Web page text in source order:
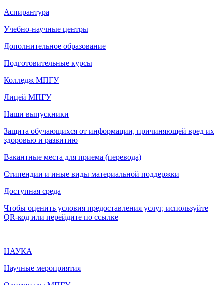
Аспирантура
Учебно-научные центры
Дополнительное образование
Подготовительные курсы
Колледж МПГУ
Лицей МПГУ
Наши выпускники
Защита обучающихся от информации, причиняющей вред их
здоровью и развитию
Вакантные места для приема (перевода)
Стипендии и иные виды материальной поддержки
Доступная среда
Чтобы оценить условия предоставления услуг, используйте
QR-код или перейдите по ссылке
НАУКА
Научные мероприятия